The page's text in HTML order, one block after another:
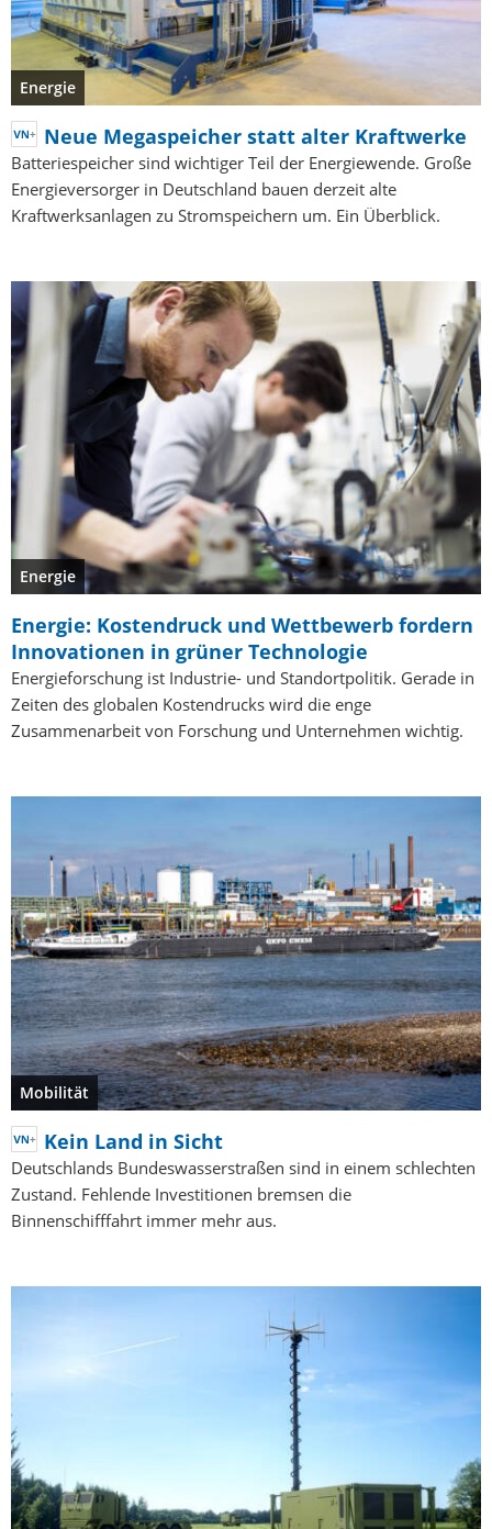
Energie
Neue Megaspeicher statt alter Kraftwerke
Batteriespeicher sind wichtiger Teil der Energiewende. Große
Energieversorger in Deutschland bauen derzeit alte
Kraftwerksanlagen zu Stromspeichern um. Ein Überblick.
Energie
Energie: Kostendruck und Wettbewerb fordern
Innovationen in grüner Technologie
Energieforschung ist Industrie- und Standortpolitik. Gerade in
Zeiten des globalen Kostendrucks wird die enge
Zusammenarbeit von Forschung und Unternehmen wichtig.
Mobilität
Kein Land in Sicht
Deutschlands Bundeswasserstraßen sind in einem schlechten
Zustand. Fehlende Investitionen bremsen die
Binnenschifffahrt immer mehr aus.